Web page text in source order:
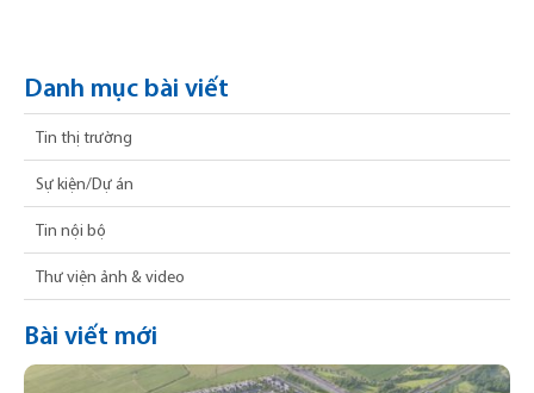
Danh mục bài viết
Tin thị trường
Sự kiện/Dự án
Tin nội bộ
Thư viện ảnh & video
Bài viết mới